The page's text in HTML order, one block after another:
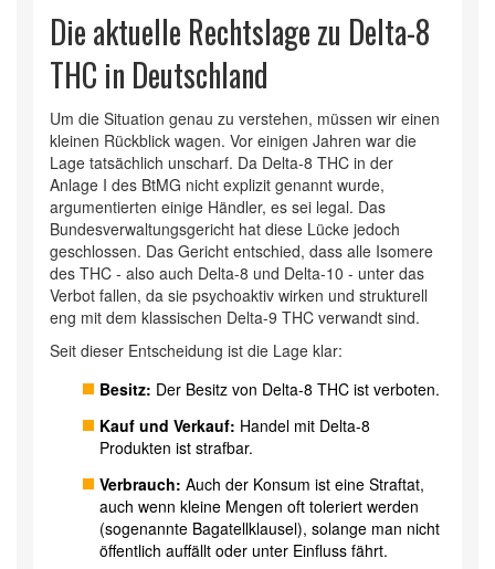
Die aktuelle Rechtslage zu Delta-8
THC in Deutschland
Um die Situation genau zu verstehen, müssen wir einen
kleinen Rückblick wagen. Vor einigen Jahren war die
Lage tatsächlich unscharf. Da Delta-8 THC in der
Anlage I des BtMG nicht explizit genannt wurde,
argumentierten einige Händler, es sei legal. Das
Bundesverwaltungsgericht hat diese Lücke jedoch
geschlossen. Das Gericht entschied, dass alle Isomere
des THC - also auch Delta-8 und Delta-10 - unter das
Verbot fallen, da sie psychoaktiv wirken und strukturell
eng mit dem klassischen Delta-9 THC verwandt sind.
Seit dieser Entscheidung ist die Lage klar:
Besitz: Der Besitz von Delta-8 THC ist verboten.
Kauf und Verkauf: Handel mit Delta-8
Produkten ist strafbar.
Verbrauch: Auch der Konsum ist eine Straftat,
auch wenn kleine Mengen oft toleriert werden
(sogenannte Bagatellklausel), solange man nicht
öffentlich auffällt oder unter Einfluss fährt.